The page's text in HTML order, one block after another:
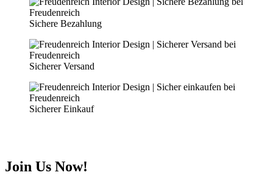
Sichere Bezahlung
Sicherer Versand
Sicherer Einkauf
Join Us Now!